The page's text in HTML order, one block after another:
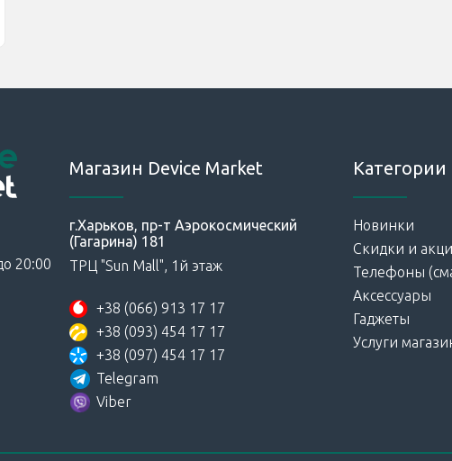
20:00
Магазин Device Market
г.Харьков, пр-т Аэрокосмический
(Гагарина) 181
ТРЦ "Sun Mall", 1й этаж
+38 (066) 913 17 17
+38 (093) 454 17 17
+38 (097) 454 17 17
Telegram
Viber
Категории
Новинки
Скидки и
Телефоны
Аксессуары
Гаджеты
Услуги